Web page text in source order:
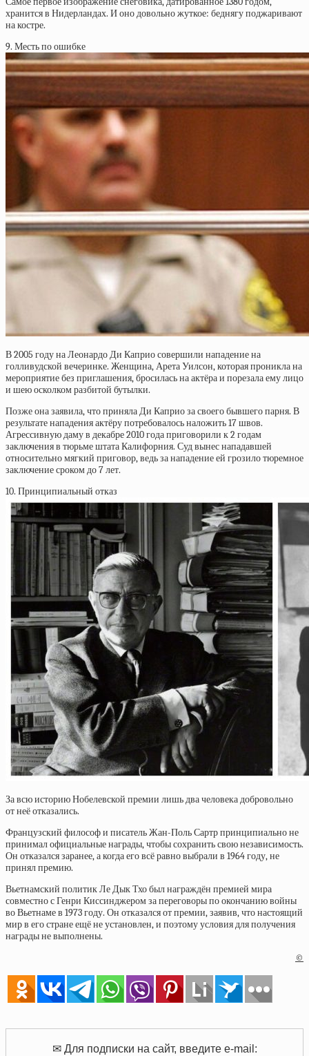
хранится в Нидерландах. И оно довольно жуткое: беднягу поджаривают
на костре.
9. Месть по ошибке
В 2005 году на Леонардо Ди Каприо совершили нападение на
голливудской вечеринке. Женщина, Арета Уилсон, которая проникла на
мероприятие без приглашения, бросилась на актёра и порезала ему лицо
и шею осколком разбитой бутылки.
Позже она заявила, что приняла Ди Каприо за своего бывшего парня. В
результате нападения актёру потребовалось наложить 17 швов.
Агрессивную даму в декабре 2010 года приговорили к 2 годам
заключения в тюрьме штата Калифорния. Суд вынес нападавшей
относительно мягкий приговор, ведь за нападение ей грозило тюремное
заключение сроком до 7 лет.
10. Принципиальный отказ
За всю историю Нобелевской премии лишь два человека добровольно
от неё отказались.
Французский философ и писатель Жан-Поль Сартр принципиально не
принимал официальные награды, чтобы сохранить свою независимость.
Он отказался заранее, а когда его всё равно выбрали в 1964 году, не
принял премию.
Вьетнамский политик Ле Дык Тхо был награждён премией мира
совместно с Генри Киссинджером за переговоры по окончанию войны
во Вьетнаме в 1973 году. Он отказался от премии, заявив, что настоящий
мир в его стране ещё не установлен, и поэтому условия для получения
награды не выполнены.
©
✉ Для подписки на сайт, введите e-mail: